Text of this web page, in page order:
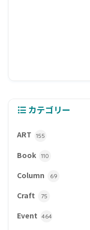
カテゴリー
ART 155
Book 110
Column 69
Craft 75
Event 464